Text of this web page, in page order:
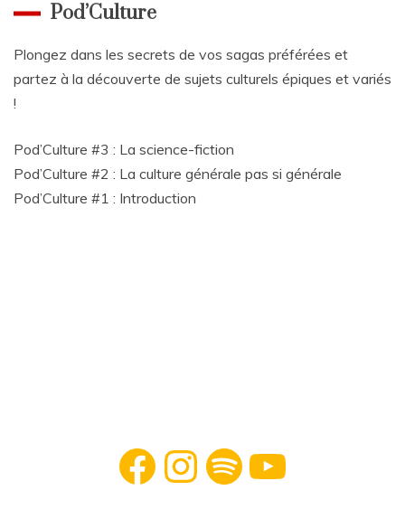
Pod’Culture
Plongez dans les secrets de vos sagas préférées et
partez à la découverte de sujets culturels épiques et variés
!
Pod’Culture #3 : La science-fiction
Pod’Culture #2 : La culture générale pas si générale
Pod’Culture #1 : Introduction
Facebook InstagramSpotify YouTube